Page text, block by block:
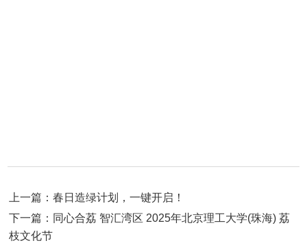
上一篇：春日造绿计划，一键开启！
下一篇：同心合荔 智汇湾区 2025年北京理工大学(珠海) 荔
枝文化节